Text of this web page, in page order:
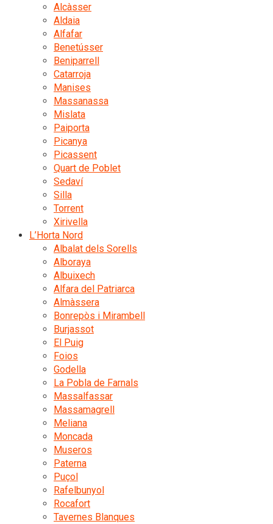
Alcàsser
Aldaia
Alfafar
Benetússer
Beniparrell
Catarroja
Manises
Massanassa
Mislata
Paiporta
Picanya
Picassent
Quart de Poblet
Sedaví
Silla
Torrent
Xirivella
L’Horta Nord
Albalat dels Sorells
Alboraya
Albuixech
Alfara del Patriarca
Almàssera
Bonrepòs i Mirambell
Burjassot
El Puig
Foios
Godella
La Pobla de Farnals
Massalfassar
Massamagrell
Meliana
Moncada
Museros
Paterna
Puçol
Rafelbunyol
Rocafort
Tavernes Blanques